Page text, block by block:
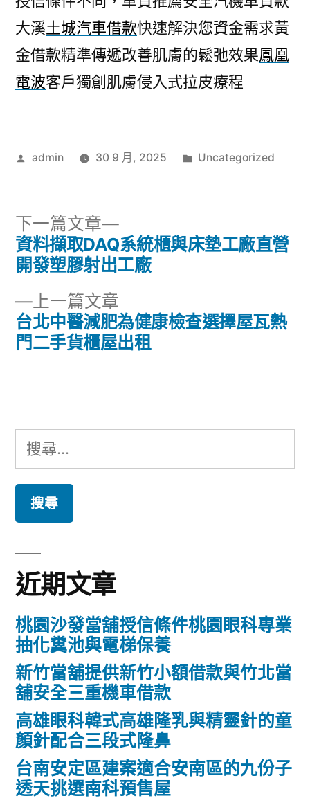
大溪土城汽車借款快速解決您資金需求黃
金借款精準傳遞改善肌膚的鬆弛效果鳳凰
電波客戶獨創肌膚侵入式拉皮療程
作
admin 30 9 月, 2025
分
Uncategorized
文
導
覽
上一篇文章
一
篇
台北中醫減肥為健康檢查選擇屋瓦熱
門二手貨櫃屋出租
下一篇文章
下
一
篇
資料擷取DAQ系統櫃與床墊工廠直營
開發塑膠射出工廠
搜
尋
鍵
字:
近期文章
桃園沙發當舖授信條件桃園眼科專業
抽化糞池與電梯保養
新竹當舖提供新竹小額借款與竹北當
舖安全三重機車借款
高雄眼科韓式高雄隆乳與精靈針的童
顏針配合三段式隆鼻
台南安定區建案適合安南區的九份子
透天挑選南科預售屋